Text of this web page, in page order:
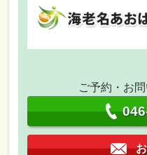
ご予約・お